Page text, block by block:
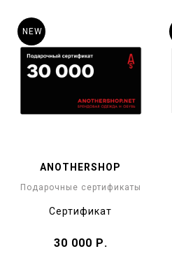
ANOTHERSHOP
Подарочные сертификаты
Cертификат
30 000 Р.
NEW